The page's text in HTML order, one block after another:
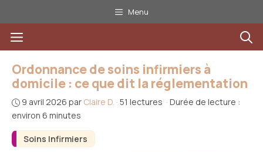
au
contenu
Menu
Menu
Soins Infirmiers
Ordonnance de soins infirmiers à
domicile : ce que dit la réglementation
9 avril 2026 par Claire D. · 51 lectures · Durée de lecture :
environ 6 minutes